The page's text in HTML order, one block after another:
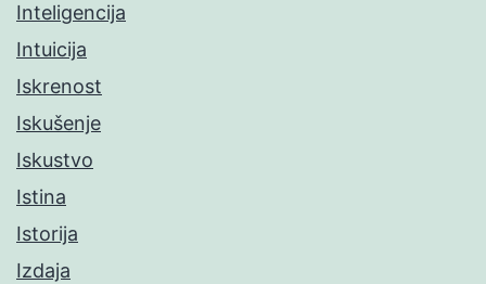
Inteligencija
Intuicija
Iskrenost
Iskušenje
Iskustvo
Istina
Istorija
Izdaja